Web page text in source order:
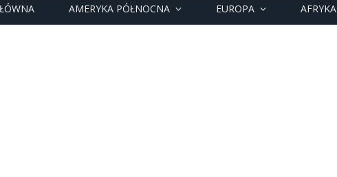
AMERYKA PÓŁNOCNA EUROPA AFRYKA